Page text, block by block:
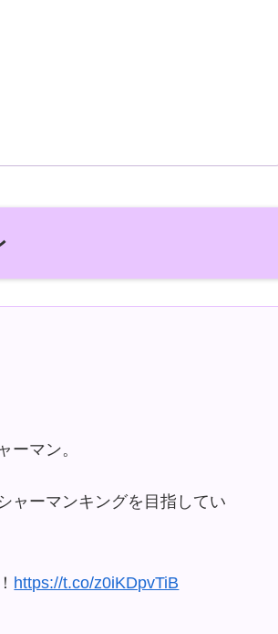
ーマン。
ャーマンキングを目指してい
https://t.co/z0iKDpvTiB